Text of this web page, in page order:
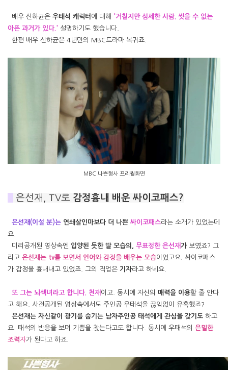
배우 신하균은 우태석 캐릭터 에 대해 '거칠지만 섬세한 사람. 씻을 수 없는
아픈 과거가 있다.' 설명하기도 했습니다.
한편 배우 신하균은 4년만의 MBC드라마 복귀죠.
MBC 나쁜형사 프리퀄화면
은선재, TV로 감정흉내 배운 싸이코패스?
은선재(이설 분)는 연쇄살인마보다 더 나쁜 싸이코패스라는 소개가 있었는데
요.
미리공개된 영상속엔 입양된 듯한 딸 모습의, 무표정한 은선재가보였죠? 그
리고 은선재는 tv를 보면서 언어와 감정을 배우는 모습이었고요. 싸이코패스
가 감정을 흉내내고 있었죠. 그의 직업은 기자라고 하네요.
또 그는 뇌섹녀라고 합니다. 천재 이고. 동시에 자신의 매력을 이용할 줄 안다
고 해요.
사전공개된 영상속에서도 주인공 우태석을 끊임없이 유혹했죠?
은선재는 자신같이 광기를 숨기는 남자주인공 태석에게 관심을 갖기도 하고
요. 태석의 반응을 보며 기쁨을 찾는다고도 합니다. 동시에 우태석의 은밀한
조력자가 된다고 하죠.